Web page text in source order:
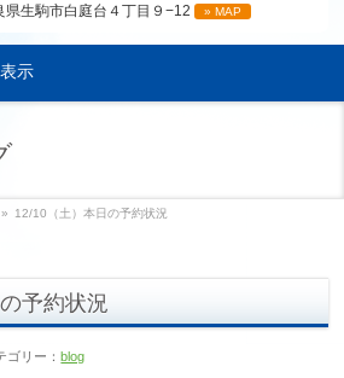
県生駒市白庭台４丁目９−12 » MAP
示
» 12/10（土）本日の予約状況
予約状況
ゴリー：blog